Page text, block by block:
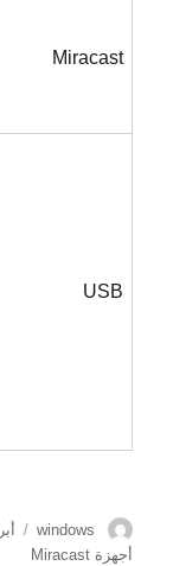
Miracast
USB
الكاتب
windows
أجهزة Miracast